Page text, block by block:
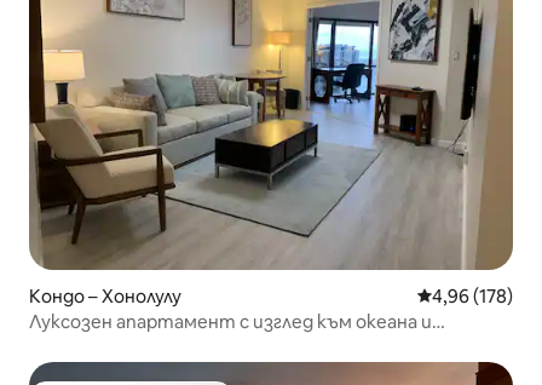
Кондо – Хонолулу Средна
4,96 (178)
Луксозен апартамент с изглед към океана и